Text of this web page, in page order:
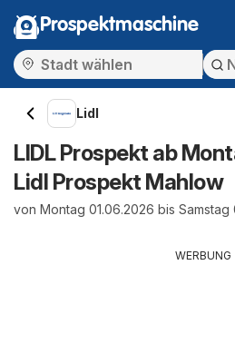
Prospektmaschine
Lidl
LIDL Prospekt ab
Lidl Prospekt Mahlow
von Montag 01.06.2026 bis Samstag
WERBUNG